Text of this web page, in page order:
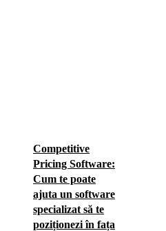
Competitive
Pricing Software:
Cum te poate
ajuta un software
specializat să te
poziționezi în fața